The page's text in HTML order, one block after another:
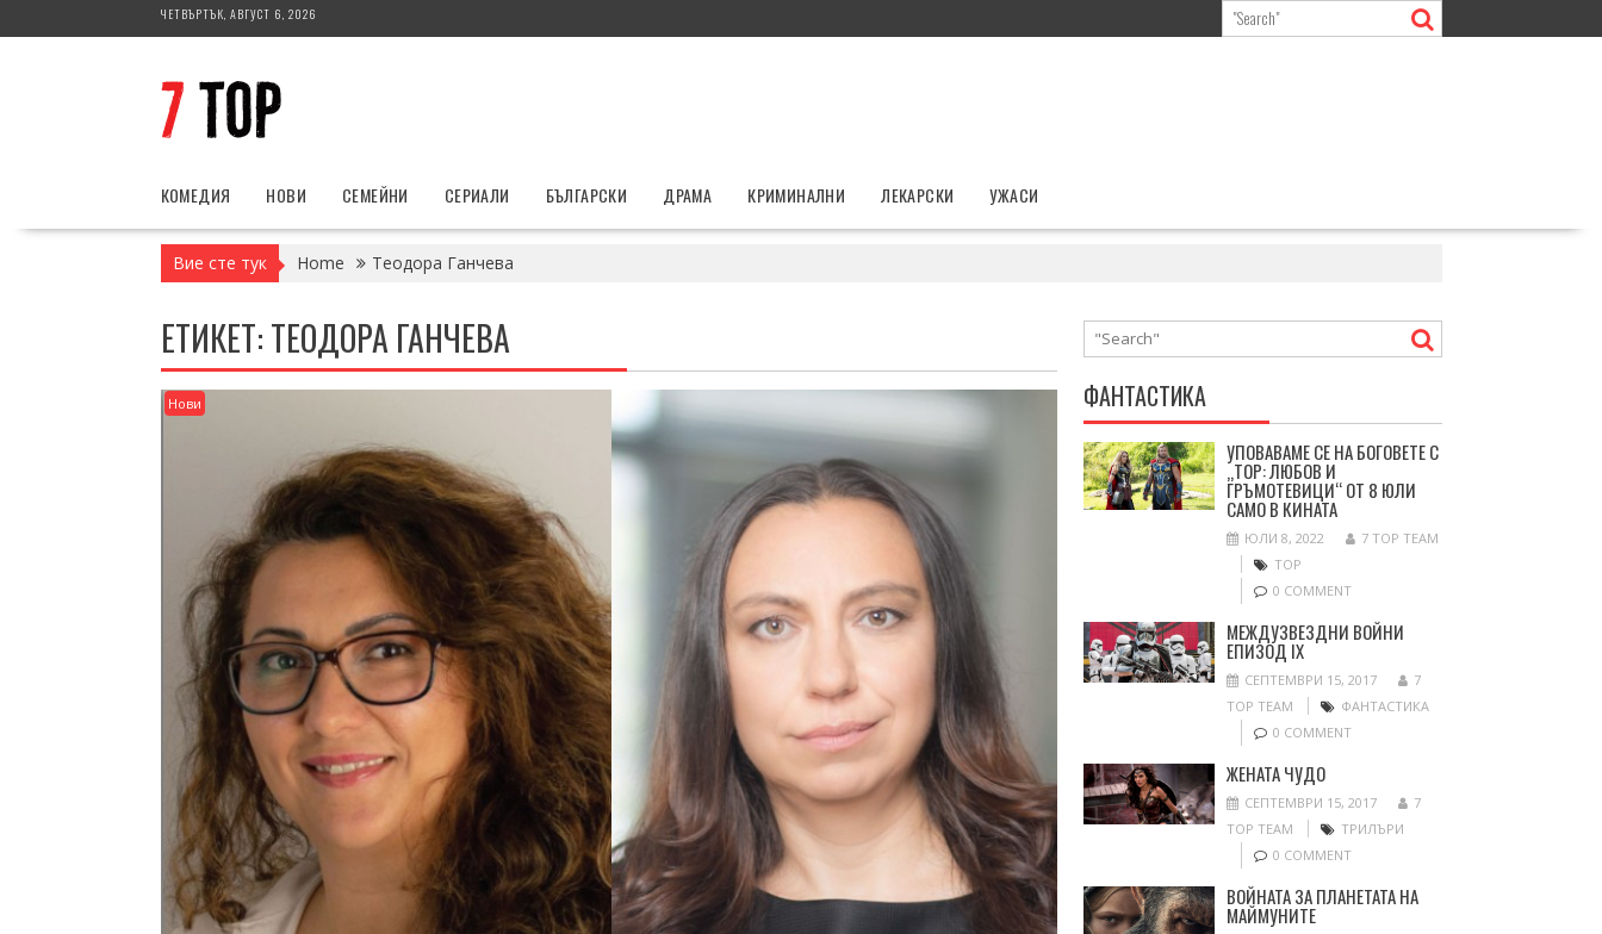
to
ЧЕТВЪРТЪК, АВГУСТ 6, 2026
КОМЕДИЯ НОВИ СЕМЕЙНИ СЕРИАЛИ БЪЛГАРСКИ ДРАМА КРИМИНАЛНИ ЛЕКАРСКИ УЖАСИ
Вие сте тук Home Теодора Ганчева
ЕТИКЕТ:ТЕОДОРА ГАНЧЕВА
Нови ФАНТАСТИКА
УПОВАВАМЕ СЕ НА БОГОВЕТЕ С
„ТОР: ЛЮБОВ И
ГРЪМОТЕВИЦИ“ ОТ 8 ЮЛИ
САМО В КИНАТА
ЮЛИ 8, 2022
7 TOP TEAM
ТОР
0 COMMENT
МЕЖДУЗВЕЗДНИ ВОЙНИ
ЕПИЗОД IX
СЕПТЕМВРИ 15, 2017
7
TOP TEAM
ФАНТАСТИКА
0 COMMENT
ЖЕНАТА ЧУДО
СЕПТЕМВРИ 15, 2017
7
TOP TEAM
ТРИЛЪРИ
0 COMMENT
ВОЙНАТА ЗА ПЛАНЕТАТА НА
МАЙМУНИТЕ